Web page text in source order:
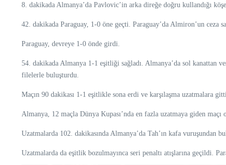
8. dakikada Almanya’da Pavlovic’in arka direğe doğru kullandığı
42. dakikada Paraguay, 1-0 öne geçti. Paraguay’da Almiron’un ceza
Paraguay, devreye 1-0 önde girdi.
54. dakikada Almanya 1-1 eşitliği sağladı. Almanya’da sol kanattan
filelerle buluşturdu.
Maçın 90 dakikası 1-1 eşitlikle sona erdi ve karşılaşma uzatmalara gitti.
Almanya, 12 maçla Dünya Kupası’nda en fazla uzatmaya giden
Uzatmalarda 102. dakikasında Almanya’da Tah’ın kafa
Uzatmalarda da eşitlik bozulmayınca seri penaltı atışlarına geçildi.